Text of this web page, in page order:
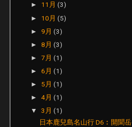
► 11月(3)
► 10月(5)
►9月(3)
►8月(3)
►7月(1)
►6月(1)
► 5月(1)
►4月(1)
▼3月(1)
日本鹿兒島名山行 D6︰開聞岳